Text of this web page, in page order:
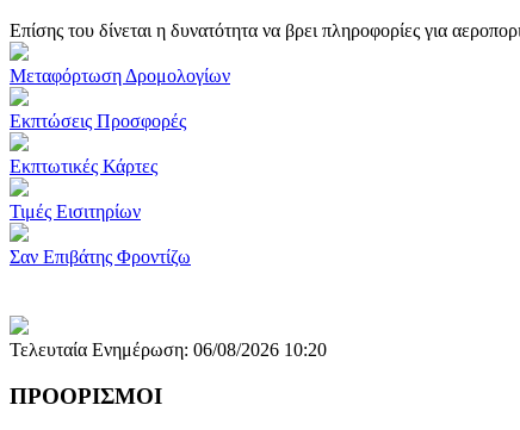
Επίσης του δίνεται η δυνατότητα να βρει πληροφορίες για
Μεταφόρτωση Δρομολογίων
Εκπτώσεις Προσφορές
Εκπτωτικές Κάρτες
Τιμές Εισιτηρίων
Σαν Επιβάτης Φροντίζω
Τελευταία Ενημέρωση: 06/08/2026 10:20
ΠΡΟΟΡΙΣΜΟΙ